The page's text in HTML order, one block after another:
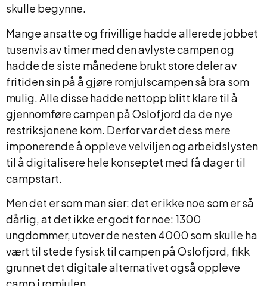
skulle begynne.
Mange ansatte og frivillige hadde allerede jobbet
tusenvis av timer med den avlyste campen og
hadde de siste månedene brukt store deler av
fritiden sin på å gjøre romjulscampen så bra som
mulig. Alle disse hadde nettopp blitt klare til å
gjennomføre campen på Oslofjord da de nye
restriksjonene kom. Derfor var det dess mere
imponerende å oppleve velviljen og arbeidslysten
til å digitalisere hele konseptet med få dager til
campstart.
Men det er som man sier: det er ikke noe som er så
dårlig, at det ikke er godt for noe: 1300
ungdommer, utover de nesten 4000 som skulle ha
vært til stede fysisk til campen på Oslofjord, fikk
grunnet det digitale alternativet også oppleve